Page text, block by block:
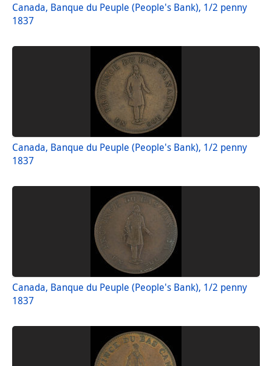
Canada, Banque du Peuple (People's Bank), 1/2 penny
1837
Canada, Banque du Peuple (People's Bank), 1/2 penny
1837
Canada, Banque du Peuple (People's Bank), 1/2 penny
1837